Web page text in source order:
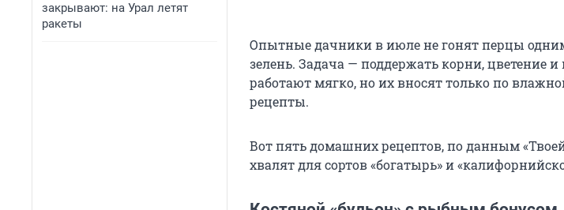
закрывают: на Урал летят
ракеты
Опытные дачники в июле не гонят перцы
зелень. Задача — поддержать корни, цветение
работают мягко, но их вносят только по
рецепты.
Вот пять домашних рецептов, по данным
хвалят для сортов «богатырь» и